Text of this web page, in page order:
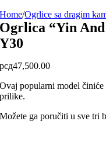
Home/Ogrlice sa dragim
Ogrlica “Yin
Y30
рсд47,500.00
Ovaj popularni model činiće
prilike.
Možete ga poručiti u sve tri